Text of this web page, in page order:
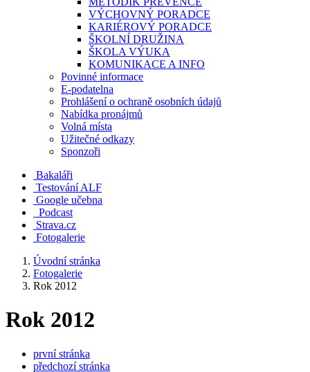
VÝCHOVNÝ PORADCE
KARIÉROVÝ PORADCE
ŠKOLNÍ DRUŽINA
ŠKOLA VÝUKA
KOMUNIKACE A INFO
Povinné informace
E-podatelna
Prohlášení o ochraně osobních údajů
Nabídka pronájmů
Volná místa
Užitečné odkazy
Sponzoři
Bakaláři
Testování ALF
Google učebna
Podcast
Strava.cz
Fotogalerie
Úvodní stránka
Fotogalerie
Rok 2012
Rok 2012
první stránka
předchozí stránka